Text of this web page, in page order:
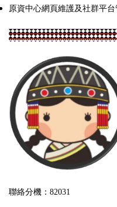
原資中心網頁維護及社群平台
聯絡分機：82031